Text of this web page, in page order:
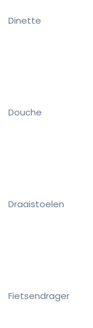
Dinette
Douche
Draaistoelen
Fietsendrager